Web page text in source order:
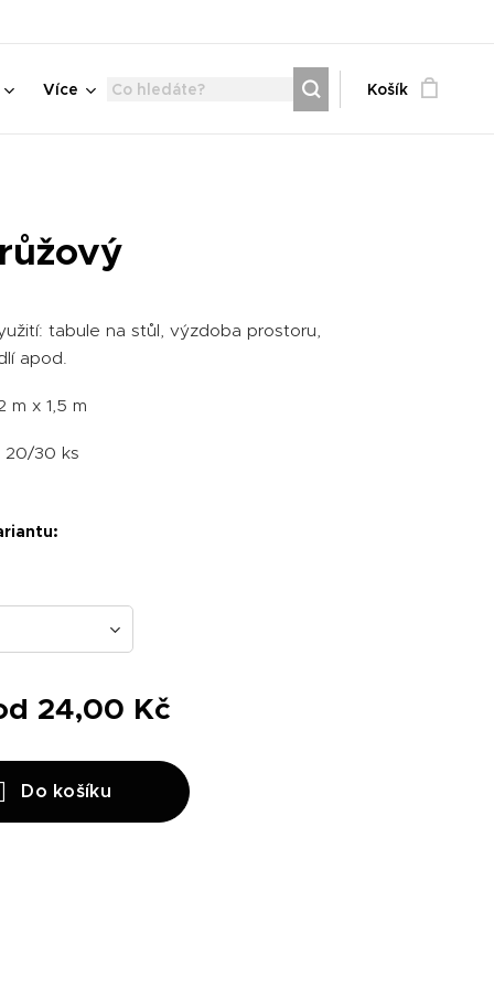
Více Košík
tabule na stůl, výzdoba prostoru,
apod.
m x 1,5 m
20/30 ks
24,00 Kč
Do košíku